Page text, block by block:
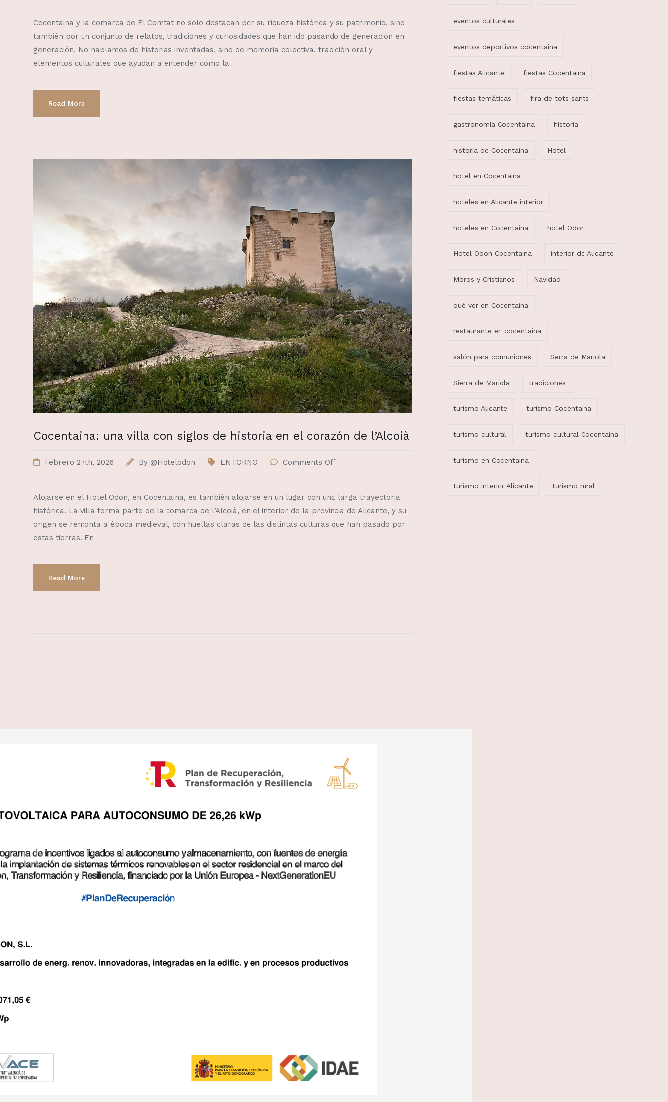
Cocentaina y la comarca de El Comtat no solo destacan por su riqueza histórica y su patrimonio, sino
también por un conjunto de relatos, tradiciones y curiosidades que han ido pasando de generación en
generación. No hablamos de historias inventadas, sino de memoria colectiva, tradición oral y
elementos culturales que ayudan a entender cómo la
Read More
Cocentaina: una villa con siglos de historia en el corazón de l’Alcoià
Febrero 27th, 2026 By @Hotelodon ENTORNO Comments Off
Alojarse en el Hotel Odon, en Cocentaina, es también alojarse en un lugar con una larga trayectoria
histórica. La villa forma parte de la comarca de l’Alcoià, en el interior de la provincia de Alicante, y su
origen se remonta a época medieval, con huellas claras de las distintas culturas que han pasado por
estas tierras. En
Read More
eventos culturales
eventos deportivos cocentaina
fiestas Alicante fiestas Cocentaina
fiestas temáticas fira de tots sants
gastronomía Cocentaina historia
historia de Cocentaina Hotel
hotel en Cocentaina
hoteles en Alicante interior
hoteles en Cocentaina hotel Odon
Hotel Odon Cocentaina interior de Alicante
Moros y Cristianos Navidad
qué ver en Cocentaina
restaurante en cocentaina
salón para comuniones Serra de Mariola
Sierra de Mariola tradiciones
turismo Alicante turismo Cocentaina
turismo cultural turismo cultural Cocentaina
turismo en Cocentaina
turismo interior Alicante turismo rural